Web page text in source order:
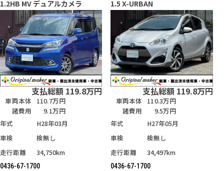
1.2HB MV デュアルカメラ
支払総額 119.8万円
車両本体
110.7万円
諸費用
9.1万円
年式
H28年03月
車検
検無し
走行距離
34,750km
0436-67-1700
1.5 X-URBAN
支払総額 119.8万円
車両本体
110.3万円
諸費用
9.5万円
年式
H27年05月
車検
検無し
走行距離
34,497km
0436-67-1700